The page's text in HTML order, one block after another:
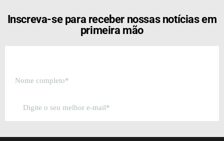
Inscreva-se para receber nossas notícias em
primeira mão